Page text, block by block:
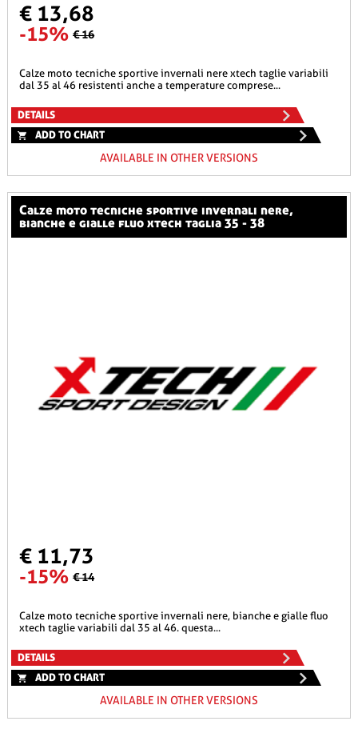
€ 13,68
-15% € 16
calze moto tecniche sportive invernali nere xtech taglie variabili
dal 35 al 46 resistenti anche a temperature comprese...
DETAILS
ADD TO CHART
AVAILABLE IN OTHER VERSIONS
calze moto tecniche sportive invernali nere,
bianche e gialle fluo xtech taglia 35 - 38
€ 11,73
-15% € 14
calze moto tecniche sportive invernali nere, bianche e gialle fluo
xtech taglie variabili dal 35 al 46. questa...
DETAILS
ADD TO CHART
AVAILABLE IN OTHER VERSIONS